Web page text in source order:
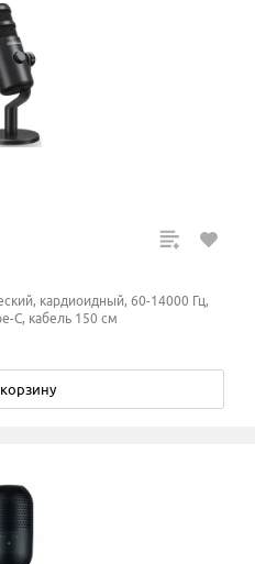
кардиоидный, 60-14000 Гц,
C, кабель 150 см